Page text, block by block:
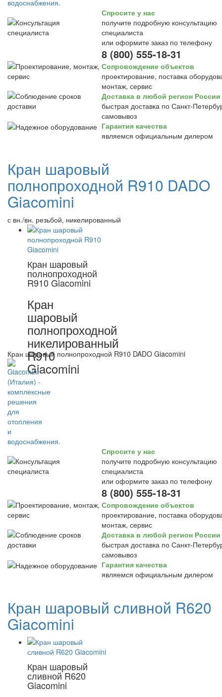
Спросите у нас
получите подробную консультацию
специалиста
или оформите заказ по телефону
8 (800) 555-18-31
Сопровождение объектов
проектирование, поставка
монтаж, сервис
Доставка в любой регион России
быстрая доставка по Санкт-
самовывоз
Гарантия качества
являемся официальным дилером
Кран шаровый
полнопроходной R910 DADO
Giacomini
с вн./вн. резьбой, никелированный
Кран шаровый
полнопроходной
R910 Giacomini
Кран
шаровый
полнопроходной
никелированный
R910
Giacomini
Кран шаровый полнопроходной R910 DADO Giacomini
Спросите у нас
получите подробную консультацию
специалиста
или оформите заказ по телефону
8 (800) 555-18-31
Сопровождение объектов
проектирование, поставка
монтаж, сервис
Доставка в любой регион России
быстрая доставка по Санкт-
самовывоз
Гарантия качества
являемся официальным дилером
Кран шаровый сливной R620
Giacomini
Кран шаровый
сливной R620
Giacomini